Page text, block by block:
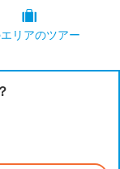
リアのツアー